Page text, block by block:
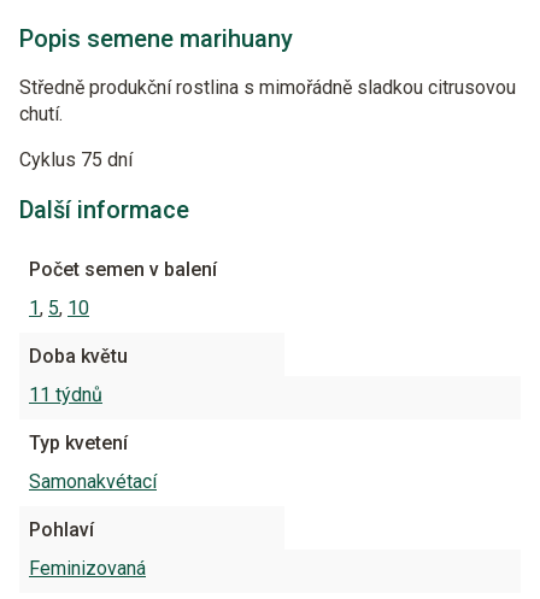
Popis semene marihuany
Středně produkční rostlina s mimořádně sladkou citrusovou
chutí.
Cyklus 75 dní
Další informace
Počet semen v balení
1, 5, 10
Doba květu
11 týdnů
Typ kvetení
Samonakvétací
Pohlaví
Feminizovaná